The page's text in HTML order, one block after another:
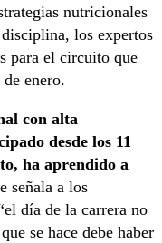
nutricionales
los expertos
para el circuito que
enero.
con alta
desde los 11
ha aprendido a
señala a los
día de la carrera no
se hace debe haber